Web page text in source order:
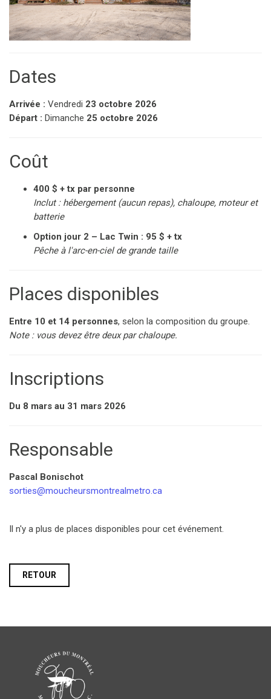
Dates
Arrivée : Vendredi 23 octobre 2026
Départ : Dimanche 25 octobre 2026
Coût
400 $ + tx par personne
Inclut : hébergement (aucun repas), chaloupe, moteur et
batterie
Option jour 2 – Lac Twin : 95 $ + tx
Pêche à l'arc-en-ciel de grande taille
Places disponibles
Entre 10 et 14 personnes, selon la composition du groupe.
Note : vous devez être deux par chaloupe.
Inscriptions
Du 8 mars au 31 mars 2026
Responsable
Pascal Bonischot
sorties@moucheursmontrealmetro.ca
Il n'y a plus de places disponibles pour cet événement.
RETOUR